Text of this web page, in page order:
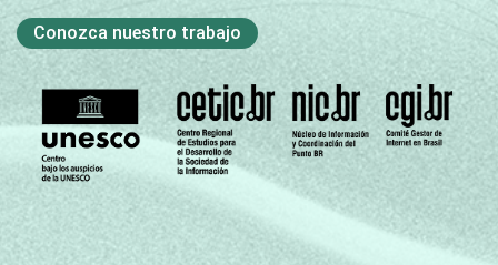
Conozca nuestro trabajo